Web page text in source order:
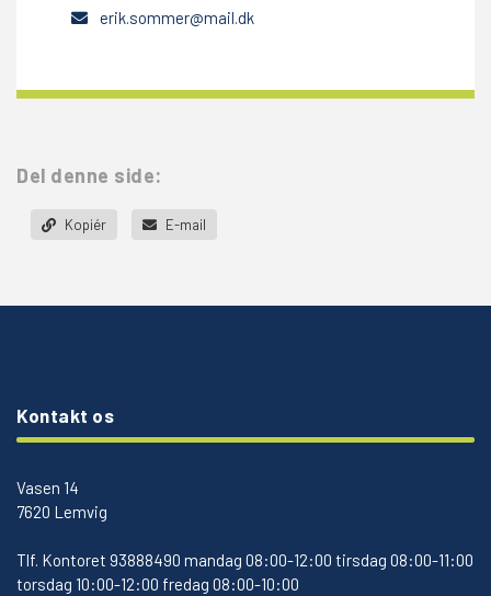
erik.sommer@mail.dk
Del denne side:
Kopiér E-mail
Kontakt os
Vasen 14
7620 Lemvig
Tlf. Kontoret 93888490 mandag 08:00-12:00 tirsdag 08:00-11:00
torsdag 10:00-12:00 fredag 08:00-10:00